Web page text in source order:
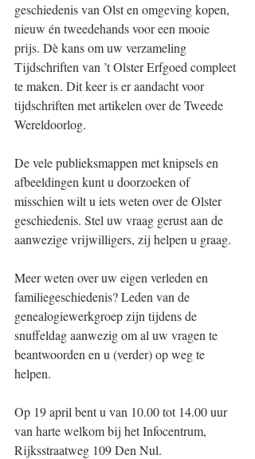
geschiedenis van Olst en omgeving kopen,
nieuw én tweedehands voor een mooie
prijs. Dè kans om uw verzameling
Tijdschriften van ’t Olster Erfgoed compleet
te maken. Dit keer is er aandacht voor
tijdschriften met artikelen over de Tweede
Wereldoorlog.
De vele publieksmappen met knipsels en
afbeeldingen kunt u doorzoeken of
misschien wilt u iets weten over de Olster
geschiedenis. Stel uw vraag gerust aan de
aanwezige vrijwilligers, zij helpen u graag.
Meer weten over uw eigen verleden en
familiegeschiedenis? Leden van de
genealogiewerkgroep zijn tijdens de
snuffeldag aanwezig om al uw vragen te
beantwoorden en u (verder) op weg te
helpen.
Op 19 april bent u van 10.00 tot 14.00 uur
van harte welkom bij het Infocentrum,
Rijksstraatweg 109 Den Nul.